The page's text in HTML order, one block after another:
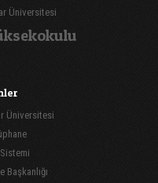
Üniversitesi
Üniversitesi
Başkanlığı